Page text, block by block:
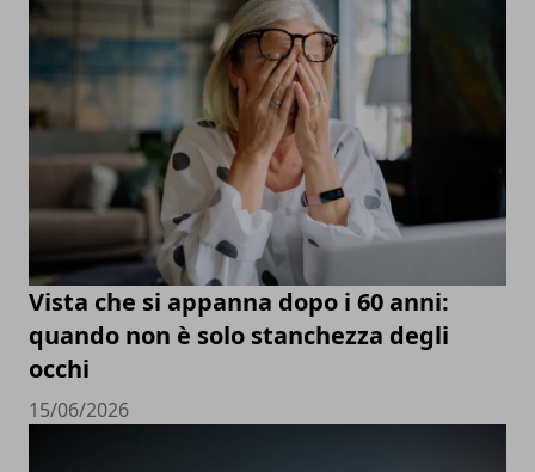
Vista che si appanna dopo i 60 anni:
quando non è solo stanchezza degli
occhi
15/06/2026